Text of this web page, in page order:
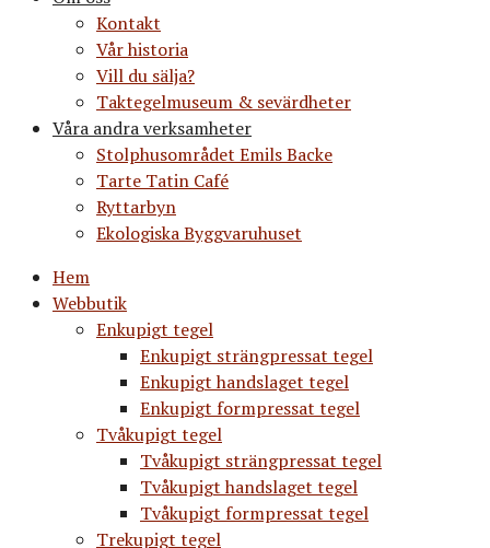
Kontakt
Vår historia
Vill du sälja?
Taktegelmuseum & sevärdheter
Våra andra verksamheter
Stolphusområdet Emils Backe
Tarte Tatin Café
Ryttarbyn
Ekologiska Byggvaruhuset
Hem
Webbutik
Enkupigt tegel
Enkupigt strängpressat tegel
Enkupigt handslaget tegel
Enkupigt formpressat tegel
Tvåkupigt tegel
Tvåkupigt strängpressat tegel
Tvåkupigt handslaget tegel
Tvåkupigt formpressat tegel
Trekupigt tegel